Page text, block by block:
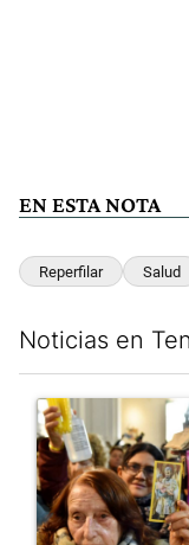
EN ESTA NOTA
Reperfilar Salud
Noticias en
Un artículo de